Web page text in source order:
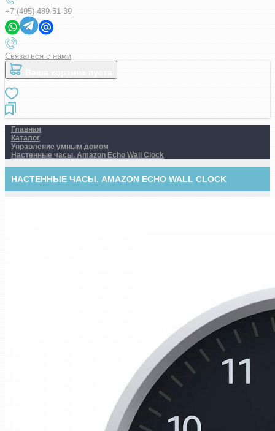
+7 (495) 489-51-39
Связаться с нами
Главная
Каталог
Управление умным домом
Настенные часы. Amazon Echo Wall Clock
НАСТЕННЫЕ ЧАСЫ. AMAZON ECHO WALL CLOCK